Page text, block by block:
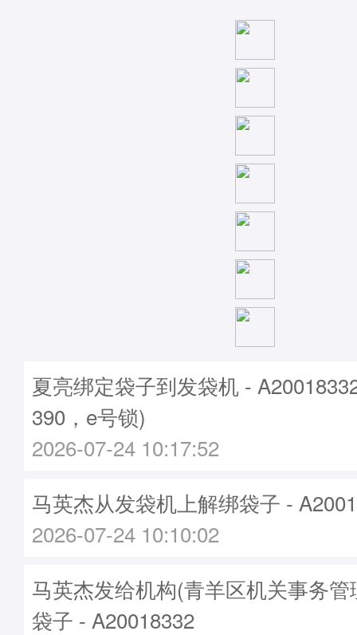
夏亮绑定袋子到发袋机 -
390，e号锁)
2026-07-24 10:17:52
马英杰从发袋机上解绑袋子 -
2026-07-24 10:10:02
马英杰发给机构(青羊区机关事务
袋子 - A20018332